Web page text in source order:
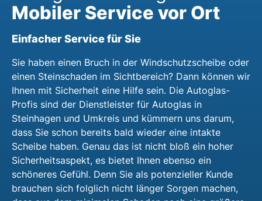
Mobiler Service vor Ort
Einfacher Service für Sie
Sie haben einen Bruch in der Windschutzscheibe oder
einen Steinschaden im Sichtbereich? Dann können wir
Ihnen mit Sicherheit eine Hilfe sein. Die Autoglas-
Profis sind der Dienstleister für Autoglas in
Steinhagen und Umkreis und kümmern uns darum,
dass Sie schon bereits bald wieder eine intakte
Scheibe haben. Genau das ist nicht bloß ein hoher
Sicherheitsaspekt, es bietet Ihnen ebenso ein
schöneres Gefühl. Denn Sie als potenzieller Kunde
brauchen sich folglich nicht länger Sorgen machen,